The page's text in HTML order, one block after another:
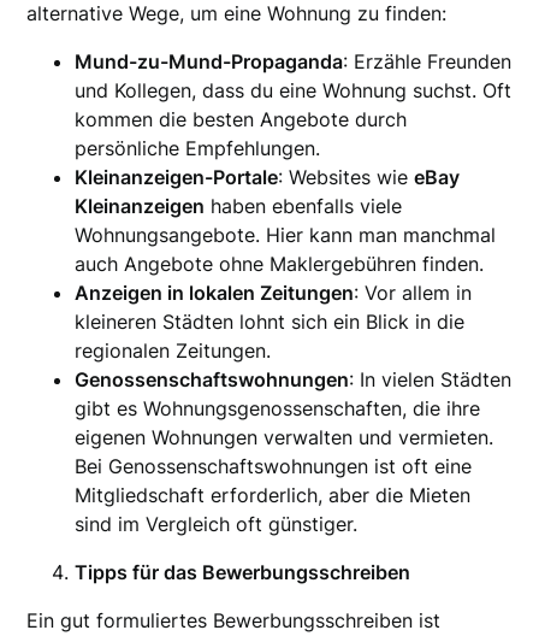
alternative Wege, um eine Wohnung zu finden:
Mund-zu-Mund-Propaganda: Erzähle Freunden
und Kollegen, dass du eine Wohnung suchst. Oft
kommen die besten Angebote durch
persönliche Empfehlungen.
Kleinanzeigen-Portale: Websites wieeBay
Kleinanzeigen haben ebenfalls viele
Wohnungsangebote. Hier kann man manchmal
auch Angebote ohne Maklergebühren finden.
Anzeigen in lokalen Zeitungen: Vor allem in
kleineren Städten lohnt sich ein Blick in die
regionalen Zeitungen.
Genossenschaftswohnungen: In vielen Städten
gibt es Wohnungsgenossenschaften, die ihre
eigenen Wohnungen verwalten und vermieten.
Bei Genossenschaftswohnungen ist oft eine
Mitgliedschaft erforderlich, aber die Mieten
sind im Vergleich oft günstiger.
Tipps für das Bewerbungsschreiben
Ein gut formuliertes Bewerbungsschreiben ist